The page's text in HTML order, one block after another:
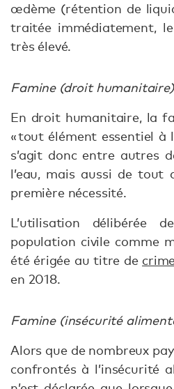
œdème (rétention de
traitée immédiatement,
très élevé.
Famine (droit humanitaire)
En droit humanitaire, la
« tout élément essentiel à
s’agit donc entre autres
l’eau, mais aussi de tout
première nécessité.
L’utilisation délibérée
population civile comme
été érigée au titre de
en 2018.
Famine (insécurité
Alors que de nombreux
confrontés à l’insécurité